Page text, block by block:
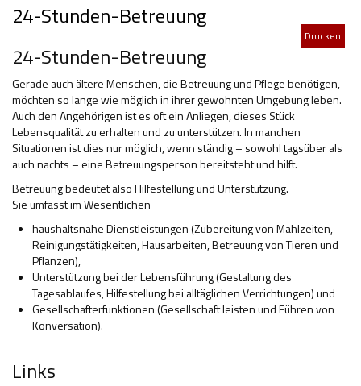
24-Stunden-Betreuung
Drucken
24-Stunden-Betreuung
Gerade auch ältere Menschen, die Betreuung und Pflege benötigen,
möchten so lange wie möglich in ihrer gewohnten Umgebung leben.
Auch den Angehörigen ist es oft ein Anliegen, dieses Stück
Lebensqualität zu erhalten und zu unterstützen. In manchen
Situationen ist dies nur möglich, wenn ständig – sowohl tagsüber als
auch nachts – eine Betreuungsperson bereitsteht und hilft.
Betreuung bedeutet also Hilfestellung und Unterstützung.
Sie umfasst im Wesentlichen
haushaltsnahe Dienstleistungen (Zubereitung von Mahlzeiten,
Reinigungstätigkeiten, Hausarbeiten, Betreuung von Tieren und
Pflanzen),
Unterstützung bei der Lebensführung (Gestaltung des
Tagesablaufes, Hilfestellung bei alltäglichen Verrichtungen) und
Gesellschafterfunktionen (Gesellschaft leisten und Führen von
Konversation).
Links
Beihilfen, finanzielle Unterstützungen
Freizeit
Gesetze und Verordnungen
Gesetzliche Vertretungen
Gesundheitliche Rehabilitation
Hilfsmittel und Heilbehelfe
Kindheit und Jugend
Selbsthilfe und Selbstvertretung
Pflege, Pflegende Angehörige
Unterstützung, Beratung, Assistenz